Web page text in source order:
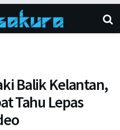
Balik Kelantan,
Tahu Lepas